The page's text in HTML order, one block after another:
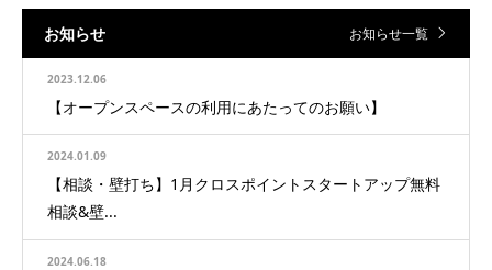
お知らせ お知らせ一覧
2023.12.06
【オープンスペースの利用にあたってのお願い】
2024.01.09
【相談・壁打ち】1月クロスポイントスタートアップ無料
相談&壁...
2024.06.18